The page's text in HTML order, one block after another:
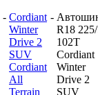
- Cordiant
Winter
Drive 2
SUV
Cordiant
All
Terrain
-
R18
102T
Cordiant
Winter
Drive 2
SUV